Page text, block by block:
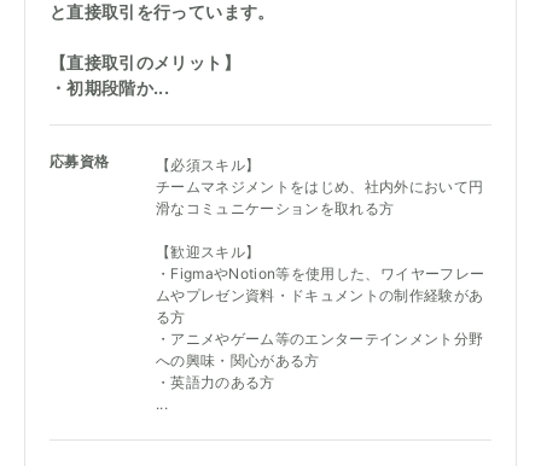
と直接取引を行っています。
【直接取引のメリット】
・初期段階か...
応募資格
【必須スキル】
チームマネジメントをはじめ、社内外において円
滑なコミュニケーションを取れる方
【歓迎スキル】
・FigmaやNotion等を使用した、ワイヤーフレー
ムやプレゼン資料・ドキュメントの制作経験があ
る方
・アニメやゲーム等のエンターテインメント分野
への興味・関心がある方
・英語力のある方
...